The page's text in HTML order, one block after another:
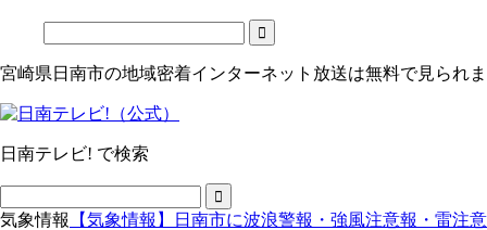
宮崎県日南市の地域密着インターネット放送は無料で見られ
日南テレビ! で検索
気象情報 【気象情報】日南市に波浪警報・強風注意報・雷注